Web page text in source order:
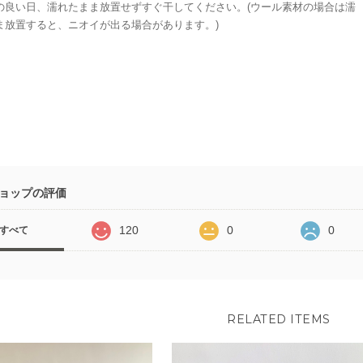
い日、濡れたまま放置せずすぐ干してください。(ウール素材の場合は濡
放置すると、ニオイが出る場合があります。)
ップの評価
べて 120 0 0
RELATED ITEMS